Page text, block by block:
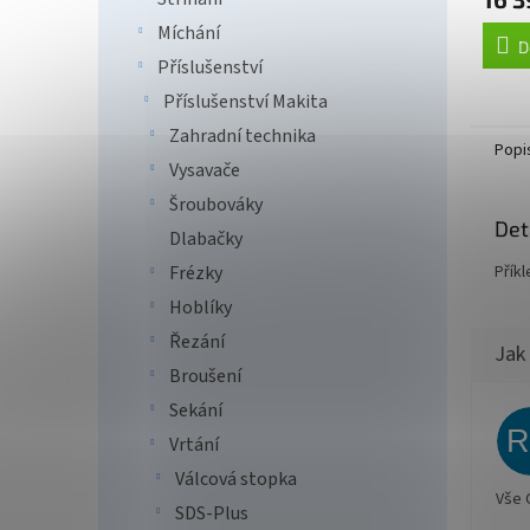
Míchání
Příslušenství
Příslušenství Makita
Zahradní technika
Vysavače
Šroubováky
Dlabačky
Frézky
Hoblíky
Řezání
Broušení
Sekání
Vrtání
Válcová stopka
SDS-Plus
Vše